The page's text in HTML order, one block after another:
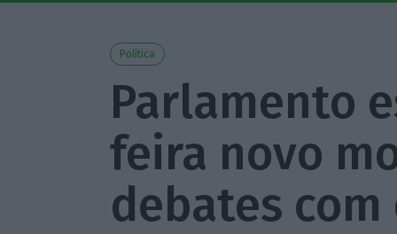
Política
Parlamento
feira novo
debates com